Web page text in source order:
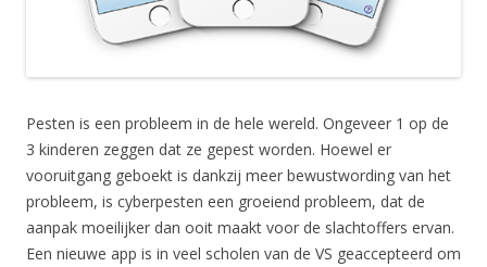
Pesten is een probleem in de hele wereld. Ongeveer 1 op de
3 kinderen zeggen dat ze gepest worden. Hoewel er
vooruitgang geboekt is dankzij meer bewustwording van het
probleem, is cyberpesten een groeiend probleem, dat de
aanpak moeilijker dan ooit maakt voor de slachtoffers ervan.
Een nieuwe app is in veel scholen van de VS geaccepteerd om